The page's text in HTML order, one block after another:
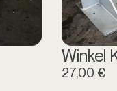
Winkel
27,00 €